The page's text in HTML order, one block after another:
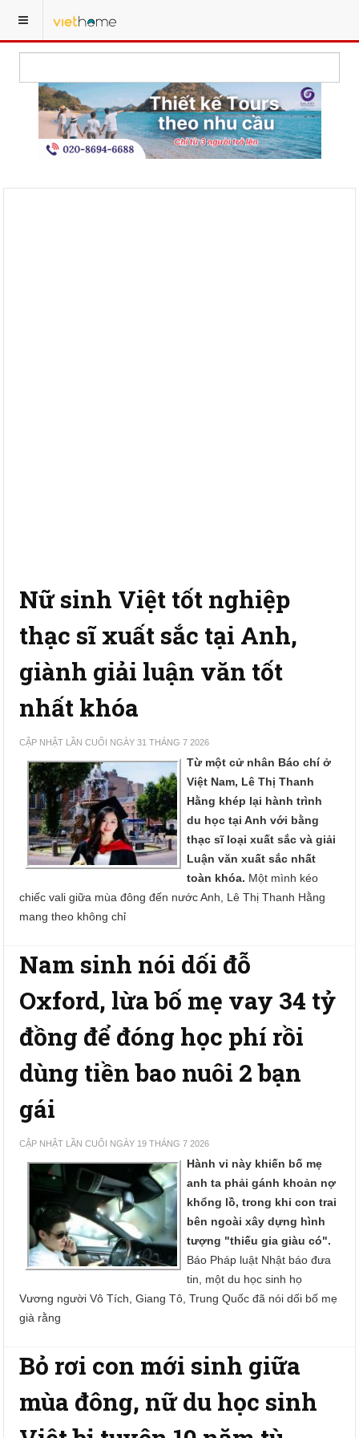
Nữ sinh Việt tốt nghiệp
thạc sĩ xuất sắc tại Anh,
giành giải luận văn tốt
nhất khóa
CẬP NHẬT LẦN CUỐI NGÀY 31 THÁNG 7 2026
Từ một cử nhân Báo chí ở
Việt Nam, Lê Thị Thanh
Hằng khép lại hành trình
du học tại Anh với bằng
thạc sĩ loại xuất sắc và giải
Luận văn xuất sắc nhất
toàn khóa. Một mình kéo
chiếc vali giữa mùa đông đến nước Anh, Lê Thị Thanh Hằng
mang theo không chỉ
Nam sinh nói dối đỗ
Oxford, lừa bố mẹ vay 34 tỷ
đồng để đóng học phí rồi
dùng tiền bao nuôi 2 bạn
gái
CẬP NHẬT LẦN CUỐI NGÀY 19 THÁNG 7 2026
Hành vi này khiến bố mẹ
anh ta phải gánh khoản nợ
khổng lồ, trong khi con trai
bên ngoài xây dựng hình
tượng "thiếu gia giàu có".
Báo Pháp luật Nhật báo đưa
tin, một du học sinh họ
Vương người Vô Tích, Giang Tô, Trung Quốc đã nói dối bố mẹ
già rằng
Bỏ rơi con mới sinh giữa
mùa đông, nữ du học sinh